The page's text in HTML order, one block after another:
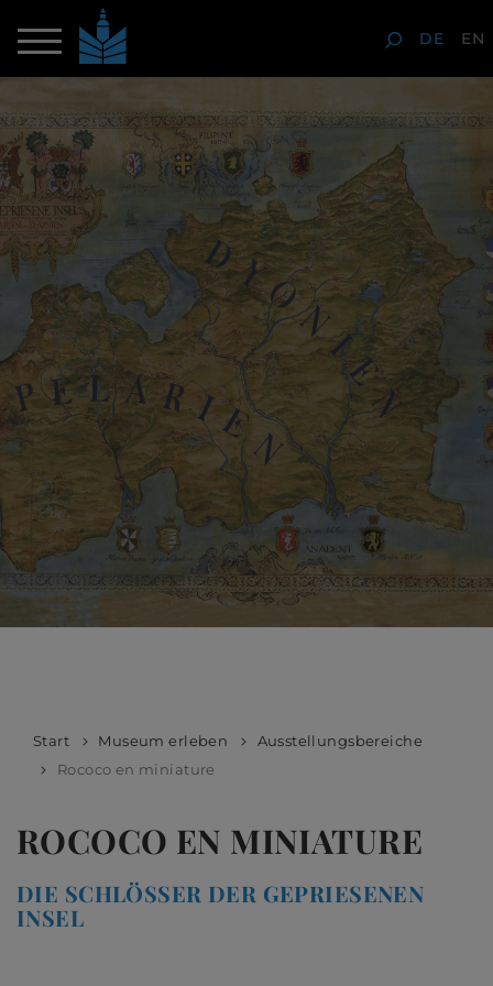
DE EN
Start Museum erleben
Ausstellungsbereiche
Rococo en miniature
ROCOCO EN MINIATURE
DIE SCHLÖSSER DER GEPRIESENEN
INSEL